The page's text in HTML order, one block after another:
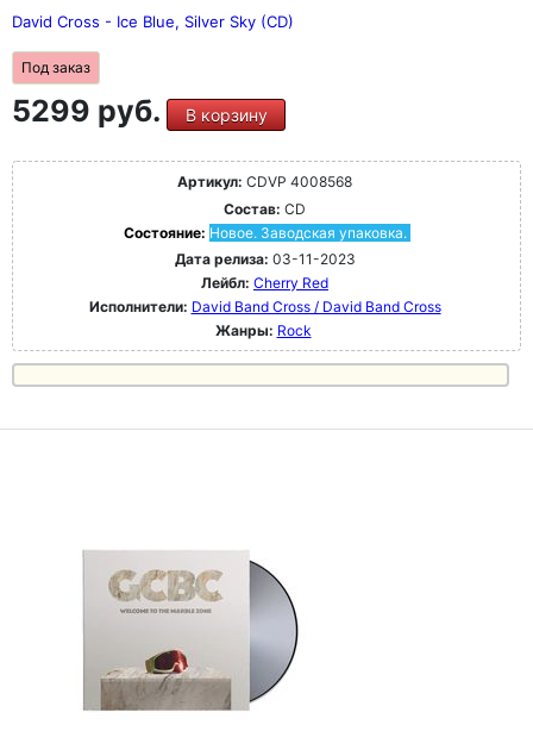
David Cross - Ice Blue, Silver Sky (CD)
Под заказ
5299 руб. В корзину
Артикул: CDVP 4008568
Состав: CD
Состояние: Новое. Заводская упаковка.
Дата релиза: 03-11-2023
Лейбл: Cherry Red
Исполнители: David Band Cross / David Band Cross
Жанры: Rock